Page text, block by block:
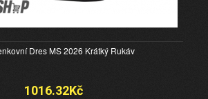
Dres MS 2026 Krátký Rukáv
1016.32Kč